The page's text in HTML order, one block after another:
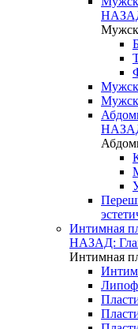
Интимная
НАЗАД:
Интимная